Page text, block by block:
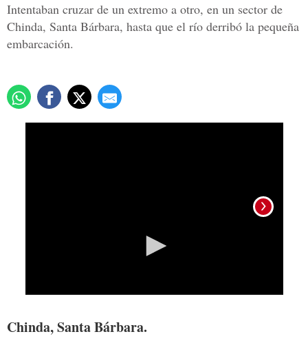
Intentaban cruzar de un extremo a otro, en un sector de
Chinda, Santa Bárbara, hasta que el río derribó la pequeña
embarcación.
Chinda, Santa Bárbara.